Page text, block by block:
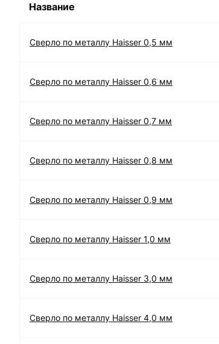
Название
Сверло по металлу Haisser 0,5 мм
Сверло по металлу Haisser 0,6 мм
Сверло по металлу Haisser 0,7 мм
Сверло по металлу Haisser 0,8 мм
Сверло по металлу Haisser 0,9 мм
Сверло по металлу Haisser 1,0 мм
Сверло по металлу Haisser 3,0 мм
Сверло по металлу Haisser 4,0 мм